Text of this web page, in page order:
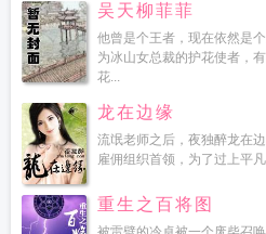
吴天柳菲菲
他曾是个王者，现在依然是
为冰山女总裁的护花使者，
花...
龙在边缘
流氓老师之后，夜独醉龙在
雇佣组织首领，为了过上平
重生之百将图